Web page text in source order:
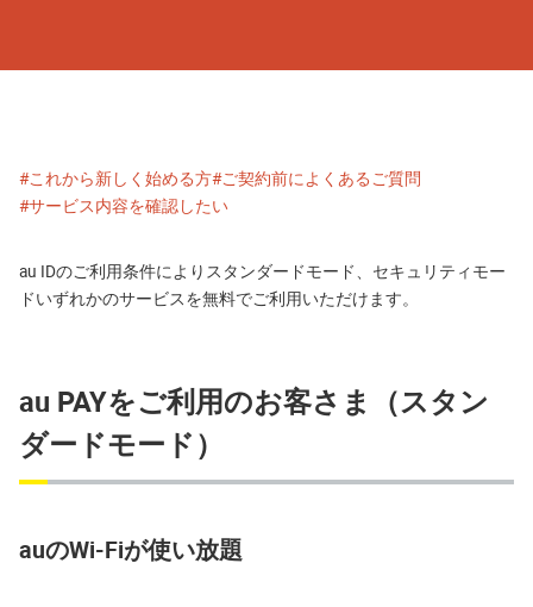
#これから新しく始める方#ご契約前によくあるご質問
#サービス内容を確認したい
au IDのご利用条件によりスタンダードモード、セキュリティモー
ドいずれかのサービスを無料でご利用いただけます。
au PAYをご利用のお客さま（スタン
ダードモード）
auのWi-Fiが使い放題